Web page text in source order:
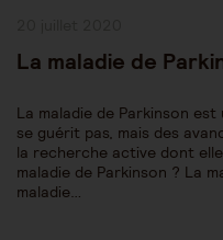
La maladie de
La maladie de Parkinson
se guérit pas, mais des
la recherche active dont
maladie de Parkinson ? La
maladie…